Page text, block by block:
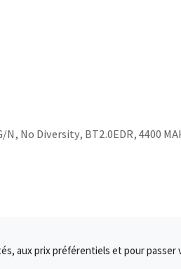
N, No Diversity, BT2.0EDR, 4400
aux prix préférentiels et pour passer